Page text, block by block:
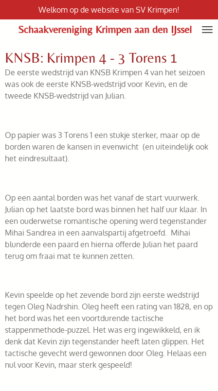
direct
naar
hoofdinhoud
Schaakvereniging Krimpen aan den IJssel
Welkom op de website van SV Krimpen!
KNSB: Krimpen 4 - 3 Torens 1
De eerste wedstrijd van KNSB Krimpen 4 van het seizoen
was ook de eerste KNSB-wedstrijd voor Kevin, en de
tweede KNSB-wedstrijd van Julian.
Op papier was 3 Torens 1 een stukje sterker, maar op de
borden waren de kansen in evenwicht (en uiteindelijk ook
het eindresultaat).
Op een aantal borden was het vanaf de start vuurwerk.
Julian op het laatste bord was binnen het half uur klaar. In
een ouderwetse romantische opening werd tegenstander
Mihai Sandrea in een aanvalspartij afgetroefd. Mihai
blunderde een paard en hierna offerde Julian het paard
terug om fraai mat te kunnen zetten.
Kevin speelde op het zevende bord zijn eerste wedstrijd
tegen Oleg Nadrshin. Oleg heeft een rating van 1828, en op
het bord was het een voortdurende tactische
stappenmethode-puzzel. Het was erg ingewikkeld, en ik
denk dat Kevin zijn tegenstander heeft laten glippen. Het
tactische gevecht werd gewonnen door Oleg. Helaas een
nul voor Kevin, maar sterk gespeeld!